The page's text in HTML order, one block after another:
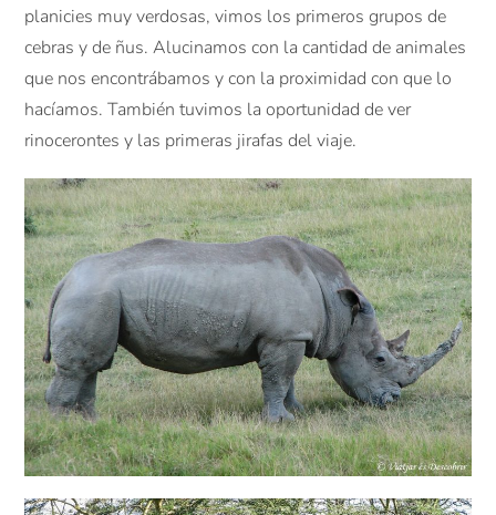
planicies muy verdosas, vimos los primeros grupos de
cebras y de ñus. Alucinamos con la cantidad de animales
que nos encontrábamos y con la proximidad con que lo
hacíamos. También tuvimos la oportunidad de ver
rinocerontes y las primeras jirafas del viaje.